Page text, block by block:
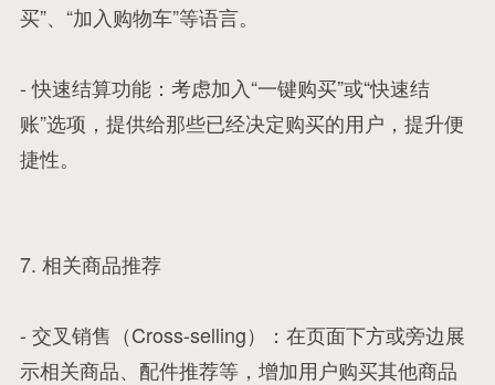
买”、“加入购物车”等语言。
- 快速结算功能：考虑加入“一键购买”或“快速结
账”选项，提供给那些已经决定购买的用户，提升便
捷性。
7. 相关商品推荐
- 交叉销售（Cross-selling）：在页面下方或旁边展
示相关商品、配件推荐等，增加用户购买其他商品